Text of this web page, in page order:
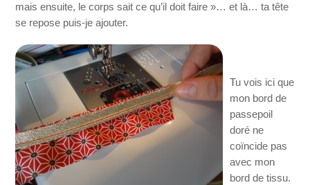
mais ensuite, le corps sait ce qu’il doit faire »… et là… ta tête
se repose puis-je ajouter.
Tu vois ici que
mon bord de
passepoil
doré ne
coïncide pas
avec mon
bord de tissu.